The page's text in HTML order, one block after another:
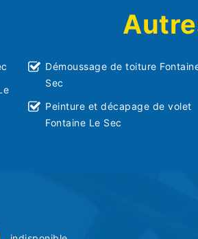
Démoussage de toiture
Sec
Peinture et décapage de volet
Fontaine Le Sec